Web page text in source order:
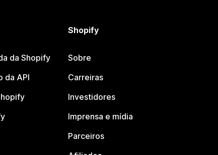
da Shopify
da API
Shopify
Sobre
Carreiras
Investidores
Imprensa e mídia
Parceiros